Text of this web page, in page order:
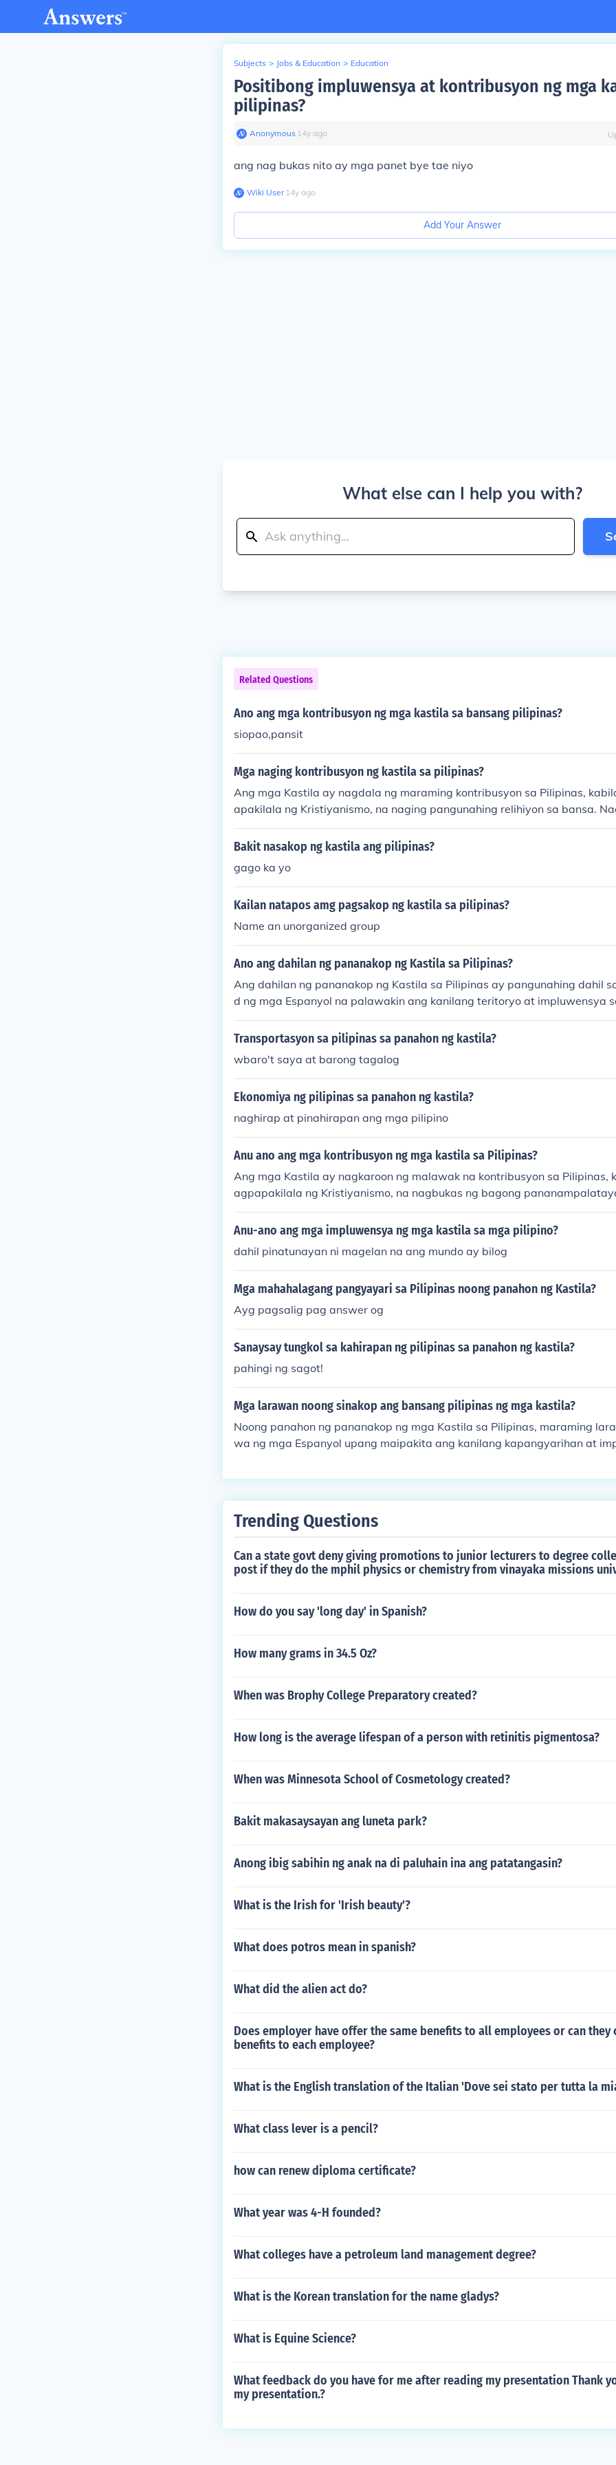
Subjects > Jobs & Education > Education
Positibong impluwensya at kontribusyon ng mga
pilipinas?
Anonymous∙ 14y ago
ang nag bukas nito ay mga panet bye tae niyo
Wiki User∙14y ago
Add Your Answer
What else can I help you with?
Related Questions
Ano ang mga kontribusyon ng mga kastila sa bansang pilipinas?
siopao,pansit
Mga naging kontribusyon ng kastila sa pilipinas?
Ang mga Kastila ay nagdala ng maraming kontribusyon sa Pilipinas,
apakilala ng Kristiyanismo, na naging pangunahing relihiyon sa bansa.
mga simbahan, paaralan, at ospital, na nagbigay ng edukasyon at
a mga tao. Pinaunlad din nila ang agrikultura at kalakalan, at nagdala ng
n sa ibang mga bansa.
Bakit nasakop ng kastila ang pilipinas?
gago ka yo
Kailan natapos amg pagsakop ng kastila sa pilipinas?
Name an unorganized group
Ano ang dahilan ng pananakop ng Kastila sa Pilipinas?
Ang dahilan ng pananakop ng Kastila sa Pilipinas ay pangunahing dahil
d ng mga Espanyol na palawakin ang kanilang teritoryo at impluwensya
in din nila ang pagpapalaganap ng Kristiyanismo at ang pagkuha ng
a likas na yaman ng bansa. Bukod dito, ang Pilipinas ay naging
magdulot ng matinding pananakop at kolonisasyon ng mga Kastila sa
Transportasyon sa pilipinas sa panahon ng kastila?
wbaro't saya at barong tagalog
Ekonomiya ng pilipinas sa panahon ng kastila?
naghirap at pinahirapan ang mga pilipino
Anu ano ang mga kontribusyon ng mga kastila sa Pilipinas?
Ang mga Kastila ay nagkaroon ng malawak na kontribusyon sa Pilipinas,
agpapakilala ng Kristiyanismo, na nagbukas ng bagong
agpatayo rin sila ng mga imprastruktura tulad ng simbahan, paaralan, at
gpabuti sa kalakalan at komunikasyon. Bukod dito, nagdala sila ng mga
oy na nakakaapekto sa buhay ng mga Pilipino hanggang sa kasalukuyan.
Anu-ano ang mga impluwensya ng mga kastila sa mga pilipino?
dahil pinatunayan ni magelan na ang mundo ay bilog
Mga mahahalagang pangyayari sa Pilipinas noong panahon ng Kastila?
Ayg pagsalig pag answer og
Sanaysay tungkol sa kahirapan ng pilipinas sa panahon ng kastila?
pahingi ng sagot!
Mga larawan noong sinakop ang bansang pilipinas ng mga kastila?
Noong panahon ng pananakop ng mga Kastila sa Pilipinas, maraming
wa ng mga Espanyol upang maipakita ang kanilang kapangyarihan at
ng kanilang tradisyunal na kasuotan at may hawak na mga sandata.
kasaysayan ng Pilipinas sa panahon ng kolonyalismo.
Trending Questions
Can a state govt deny giving promotions to junior lecturers to degree
post if they do the mphil physics or chemistry from vinayaka missions
How do you say 'long day' in Spanish?
How many grams in 34.5 Oz?
When was Brophy College Preparatory created?
How long is the average lifespan of a person with retinitis pigmentosa?
When was Minnesota School of Cosmetology created?
Bakit makasaysayan ang luneta park?
Anong ibig sabihin ng anak na di paluhain ina ang patatangasin?
What is the Irish for 'Irish beauty'?
What does potros mean in spanish?
What did the alien act do?
Does employer have offer the same benefits to all employees or can
benefits to each employee?
What is the English translation of the Italian 'Dove sei stato per tutta la
What class lever is a pencil?
how can renew diploma certificate?
What year was 4-H founded?
What colleges have a petroleum land management degree?
What is the Korean translation for the name gladys?
What is Equine Science?
What feedback do you have for me after reading my presentation Thank
my presentation.?